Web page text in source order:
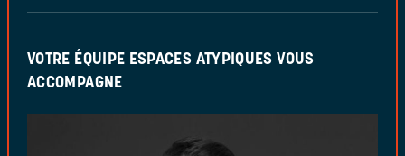
VOTRE ÉQUIPE ESPACES ATYPIQUES VOUS
ACCOMPAGNE